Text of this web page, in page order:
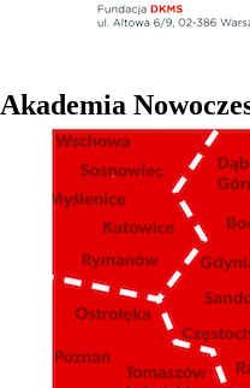
Akademia